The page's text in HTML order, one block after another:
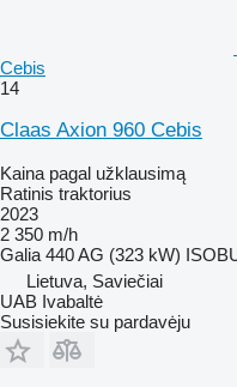
Cebis
14
Claas Axion 960 Cebis
Kaina pagal užklausimą
Ratinis traktorius
2023
2 350 m/h
Galia 440 AG (323 kW)
Lietuva, Saviečiai
UAB Ivabaltė
Susisiekite su pardavėju